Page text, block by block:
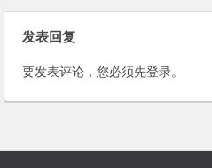
发表回复
要发表评论，您必须先登录。